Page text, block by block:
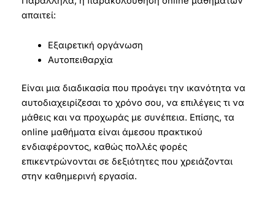
απαιτεί:
Εξαιρετική οργάνωση
Αυτοπειθαρχία
Είναι μια διαδικασία που προάγει την ικανότητα να
αυτοδιαχειρίζεσαι το χρόνο σου, να επιλέγεις τι να
μάθεις και να προχωράς με συνέπεια. Επίσης, τα
online μαθήματα είναι άμεσου πρακτικού
ενδιαφέροντος, καθώς πολλές φορές
επικεντρώνονται σε δεξιότητες που χρειάζονται
στην καθημερινή εργασία.